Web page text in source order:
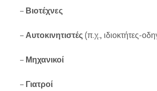
– Βιοτέχνες
– Αυτοκινητιστές (π.χ., ιδιοκτήτες-
– Μηχανικοί
– Γιατροί